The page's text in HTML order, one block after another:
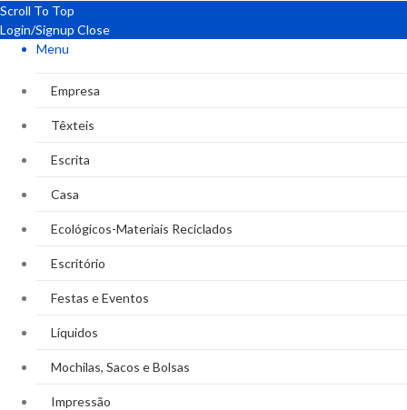
Scroll To Top
Login/Signup Close
Menu
Empresa
Têxteis
Escrita
Casa
Ecológicos-Materiais Reciclados
Escritório
Festas e Eventos
Líquidos
Mochilas, Sacos e Bolsas
Impressão